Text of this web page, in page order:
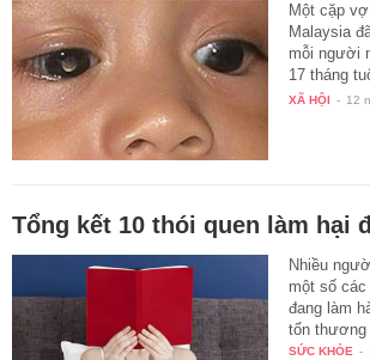
Một cặp
Malaysia
mỗi người
17 tháng
lực…
XÃ HỘI - 12
Tổng kết 10 thói quen làm hại
Nhiều
một số các
đang làm
tổn
SỨC KHỎE -